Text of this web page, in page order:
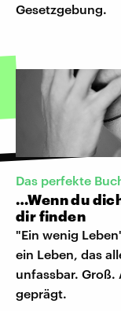
Gesetzgebung.
Das perfekte
…Wenn du
dir finden
"Ein wenig
ein Leben, das
unfassbar. Groß.
geprägt.